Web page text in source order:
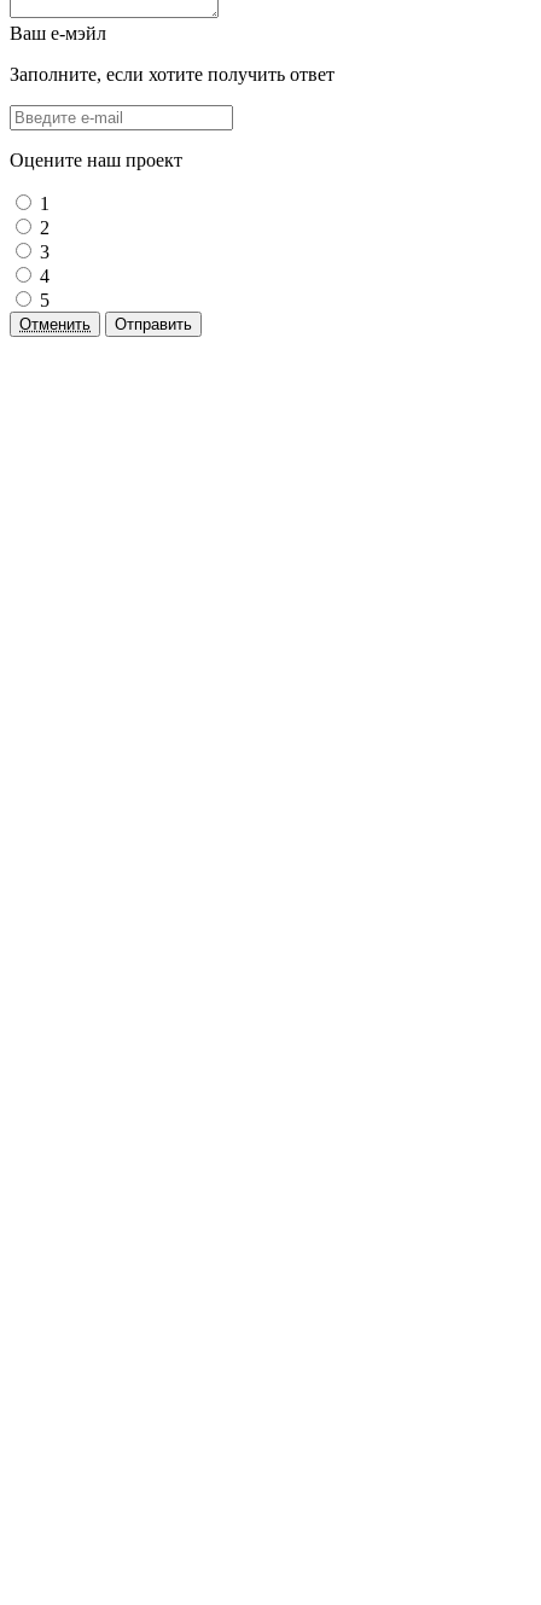
Ваш е-мэйл
Заполните, если хотите получить ответ
Оцените наш проект
1
2
3
4
5
Отменить Отправить